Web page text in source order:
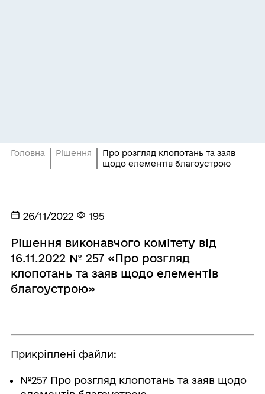
Головна Рішення
Про розгляд клопотань та заяв
щодо елементів благоустрою
26/11/2022 195
Рішення виконавчого комітету від
16.11.2022 № 257 «Про розгляд
клопотань та заяв щодо елементів
благоустрою»
Прикріплені файли:
№257 Про розгляд клопотань та заяв щодо